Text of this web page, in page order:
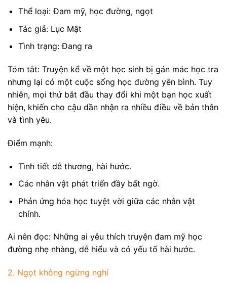
Thể loại: Đam mỹ, học đường, ngọt
Tác giả: Lục Mật
Tình trạng: Đang ra
Tóm tắt: Truyện kể về một học sinh bị gán mác học tra
nhưng lại có một cuộc sống học đường yên bình. Tuy
nhiên, mọi thứ bắt đầu thay đổi khi một bạn học xuất
hiện, khiến cho cậu dần nhận ra nhiều điều về bản thân
và tình yêu.
Điểm mạnh:
Tình tiết dễ thương, hài hước.
Các nhân vật phát triển đầy bất ngờ.
Phản ứng hóa học tuyệt vời giữa các nhân vật
chính.
Ai nên đọc: Những ai yêu thích truyện đam mỹ học
đường nhẹ nhàng, dễ hiểu và có yếu tố hài hước.
2. Ngọt không ngừng nghỉ